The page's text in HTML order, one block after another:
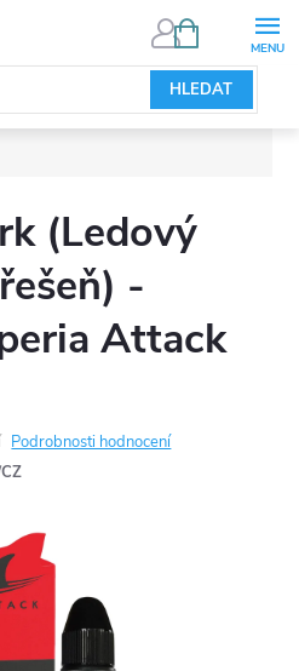
HLEDAT
NÁKUPNÍ
(Ledový
-
Attack
Podrobnosti hodnocení